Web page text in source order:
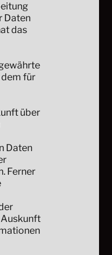
Daten
das
dem für
über
Daten
Ferner